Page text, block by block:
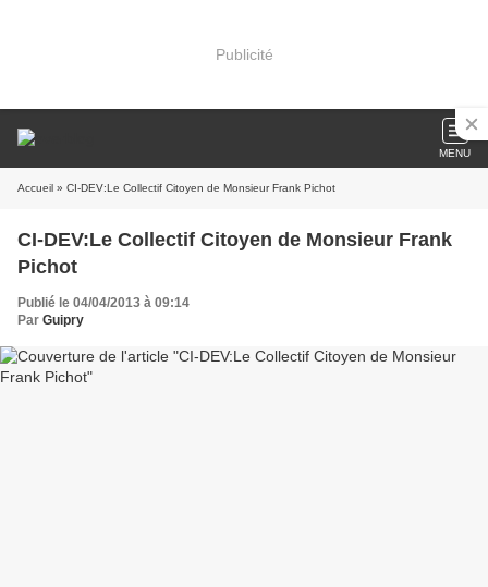
Publicité
MENU
Accueil » CI-DEV:Le Collectif Citoyen de Monsieur Frank Pichot
CI-DEV:Le Collectif Citoyen de Monsieur Frank
Pichot
Publié le 04/04/2013 à 09:14
Par Guipry